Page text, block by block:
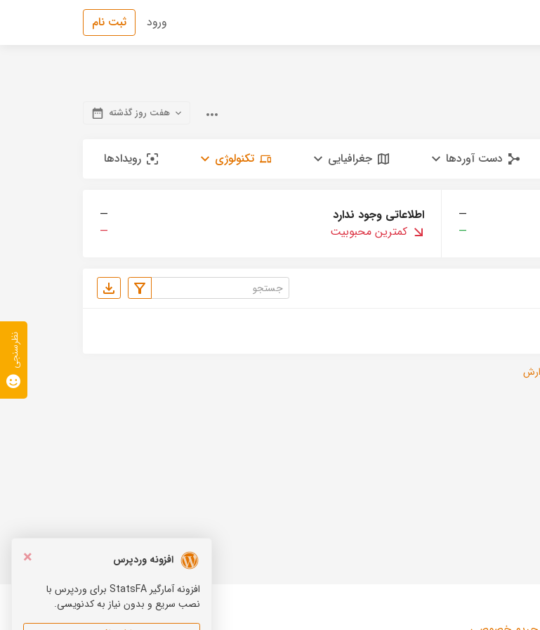
ورود ثبت نام
هفت روز گذشته
دست آوردها جغرافیایی تکنولوژی رویدادها
—
—
اطلاعاتی وجود ندارد
—
کمترین محبوبیت
—
×
افزونه وردپرس
افزونه آمارگیر StatsFA برای وردپرس با
نصب سریع و بدون نیاز به کدنویسی.
نظرسنجی